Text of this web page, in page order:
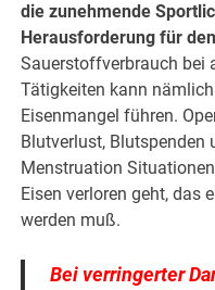
die zunehmende
Herausforderung für
Sauerstoffverbrauch bei
Tätigkeiten kann
Eisenmangel führen.
Blutverlust, Blutspenden
Menstruation
Eisen verloren geht, das
werden muß.
Bei verringerter